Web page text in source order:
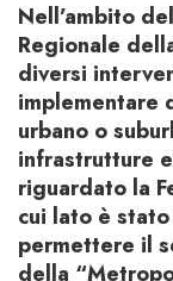
Nell’ambito
Regionale
diversi
implementare
urbano o
infrastrutture
riguardato la
cui lato è
permettere il
della